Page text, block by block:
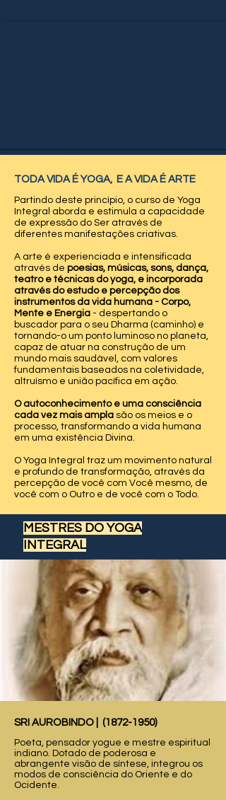
TODA VIDA É YOGA, E A VIDA É ARTE
Partindo deste princípio, o curso de Yoga
Integral aborda e estimula a capacidade
de expressão do Ser através de
diferentes manifestações criativas.
A arte é experienciada e intensificada
através de poesias, músicas, sons, dança,
teatro e técnicas do yoga, e incorporada
através do estudo e percepção dos
instrumentos da vida humana - Corpo,
Mente e Energia - despertando o
buscador para o seu Dharma (caminho) e
tornando-o um ponto luminoso no planeta,
capaz de atuar na construção de um
mundo mais saudável, com valores
fundamentais baseados na coletividade,
altruísmo e união pacífica em ação.
O autoconhecimento e uma consciência
cada vez mais ampla são os meios e o
processo, transformando a vida humana
em uma existência Divina.
O Yoga Integral traz um movimento natural
e profundo de transformação, através da
percepção de você com Você mesmo, de
você com o Outro e de você com o Todo.
MESTRES DO YOGA
INTEGRAL
SRI AUROBINDO | (1872-1950)
Poeta, pensador yogue e mestre espiritual
indiano. Dotado de poderosa e
abrangente visão de síntese, integrou os
modos de consciência do Oriente e do
Ocidente.